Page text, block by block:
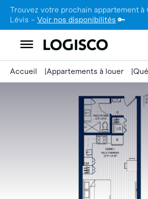
Trouvez votre prochain appartement à
Lévis – Voir nos disponibilités 🔑
Accueil Appartements à louer